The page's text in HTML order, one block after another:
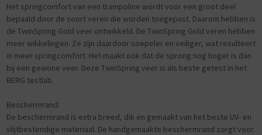
Het springcomfort van een trampoline wordt voor een groot deel
bepaald door de soort veren die worden toegepast. Daarom hebben is
de TwinSpring Gold veer ontwikkeld. De TwinSpring Gold veren hebben
meer wikkelingen. Ze zijn daardoor soepeler en veiliger, wat resulteert
in meer springcomfort. Het maakt ook dat de sprong nog hoger is dan
bij een gewone veer. Deze TwinSpring veer is als beste getest in het
BERG testlab.
Beschermrand:
De beschermrand is extra breed, dik en gemaakt van het beste UV- en
slijtbestendige materiaal. De handgemaakte beschermrand zorgt voor